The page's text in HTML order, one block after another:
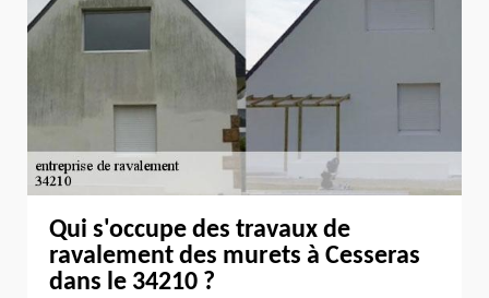
Qui s'occupe des travaux de
ravalement des murets à Cesseras
dans le 34210 ?